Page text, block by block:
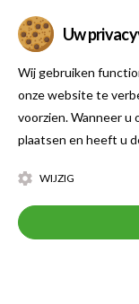
Uw
Wij gebruiken
onze website te
voorzien. Wanneer u
plaatsen en heeft u
WIJZIG